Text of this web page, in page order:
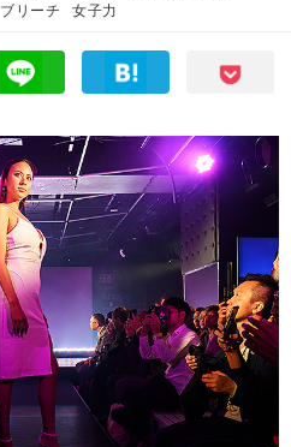
ブリーチ 女子力